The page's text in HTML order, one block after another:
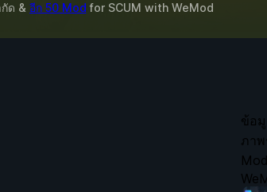
ด & อีก 50 Mod for SCUM with WeMod
ข้อมู
ภา